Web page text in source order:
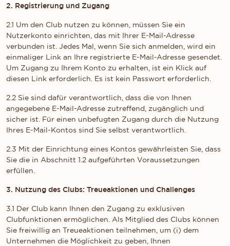
2. Registrierung und Zugang
2.1 Um den Club nutzen zu können, müssen Sie ein
Nutzerkonto einrichten, das mit Ihrer E-Mail-Adresse
verbunden ist. Jedes Mal, wenn Sie sich anmelden, wird ein
einmaliger Link an Ihre registrierte E-Mail-Adresse gesendet.
Um Zugang zu Ihrem Konto zu erhalten, ist ein Klick auf
diesen Link erforderlich. Es ist kein Passwort erforderlich.
2.2 Sie sind dafür verantwortlich, dass die von Ihnen
angegebene E-Mail-Adresse zutreffend, zugänglich und
sicher ist. Für einen unbefugten Zugang durch die Nutzung
Ihres E-Mail-Kontos sind Sie selbst verantwortlich.
2.3 Mit der Einrichtung eines Kontos gewährleisten Sie, dass
Sie die in Abschnitt 1.2 aufgeführten Voraussetzungen
erfüllen.
3. Nutzung des Clubs: Treueaktionen und Challenges
3.1 Der Club kann Ihnen den Zugang zu exklusiven
Clubfunktionen ermöglichen. Als Mitglied des Clubs können
Sie freiwillig an Treueaktionen teilnehmen, um (i) dem
Unternehmen die Möglichkeit zu geben, Ihnen